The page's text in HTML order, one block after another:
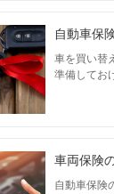
自動車保
車を買い替
準備してお
車両保険
自動車保険